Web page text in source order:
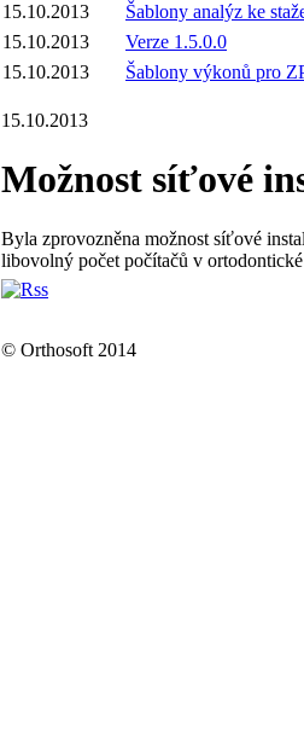
15.10.2013
Šablony analýz ke
15.10.2013
Verze 1.5.0.0
15.10.2013
Šablony výkonů pro
15.10.2013
Možnost síťové
Byla zprovozněna možnost síťové
libovolný počet počítačů v
© Orthosoft 2014